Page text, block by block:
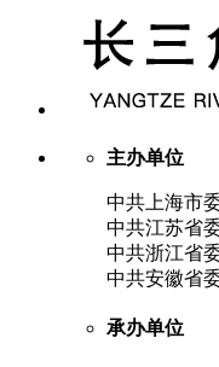
主办单位
中共上海市
中共江苏省
中共浙江省
中共安徽省
承办单位